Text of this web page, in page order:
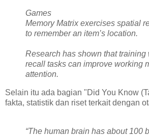
Games
Memory Matrix exercises spatial
to remember an item’s location.
Research has shown that training
recall tasks can improve working
attention.
Selain itu ada bagian "Did You Know
fakta, statistik dan riset terkait dengan
“The human brain has about 100